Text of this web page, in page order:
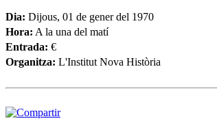
Dia: Dijous, 01 de gener del 1970
Hora: A la una del matí
Entrada: €
Organitza: L'Institut Nova Història